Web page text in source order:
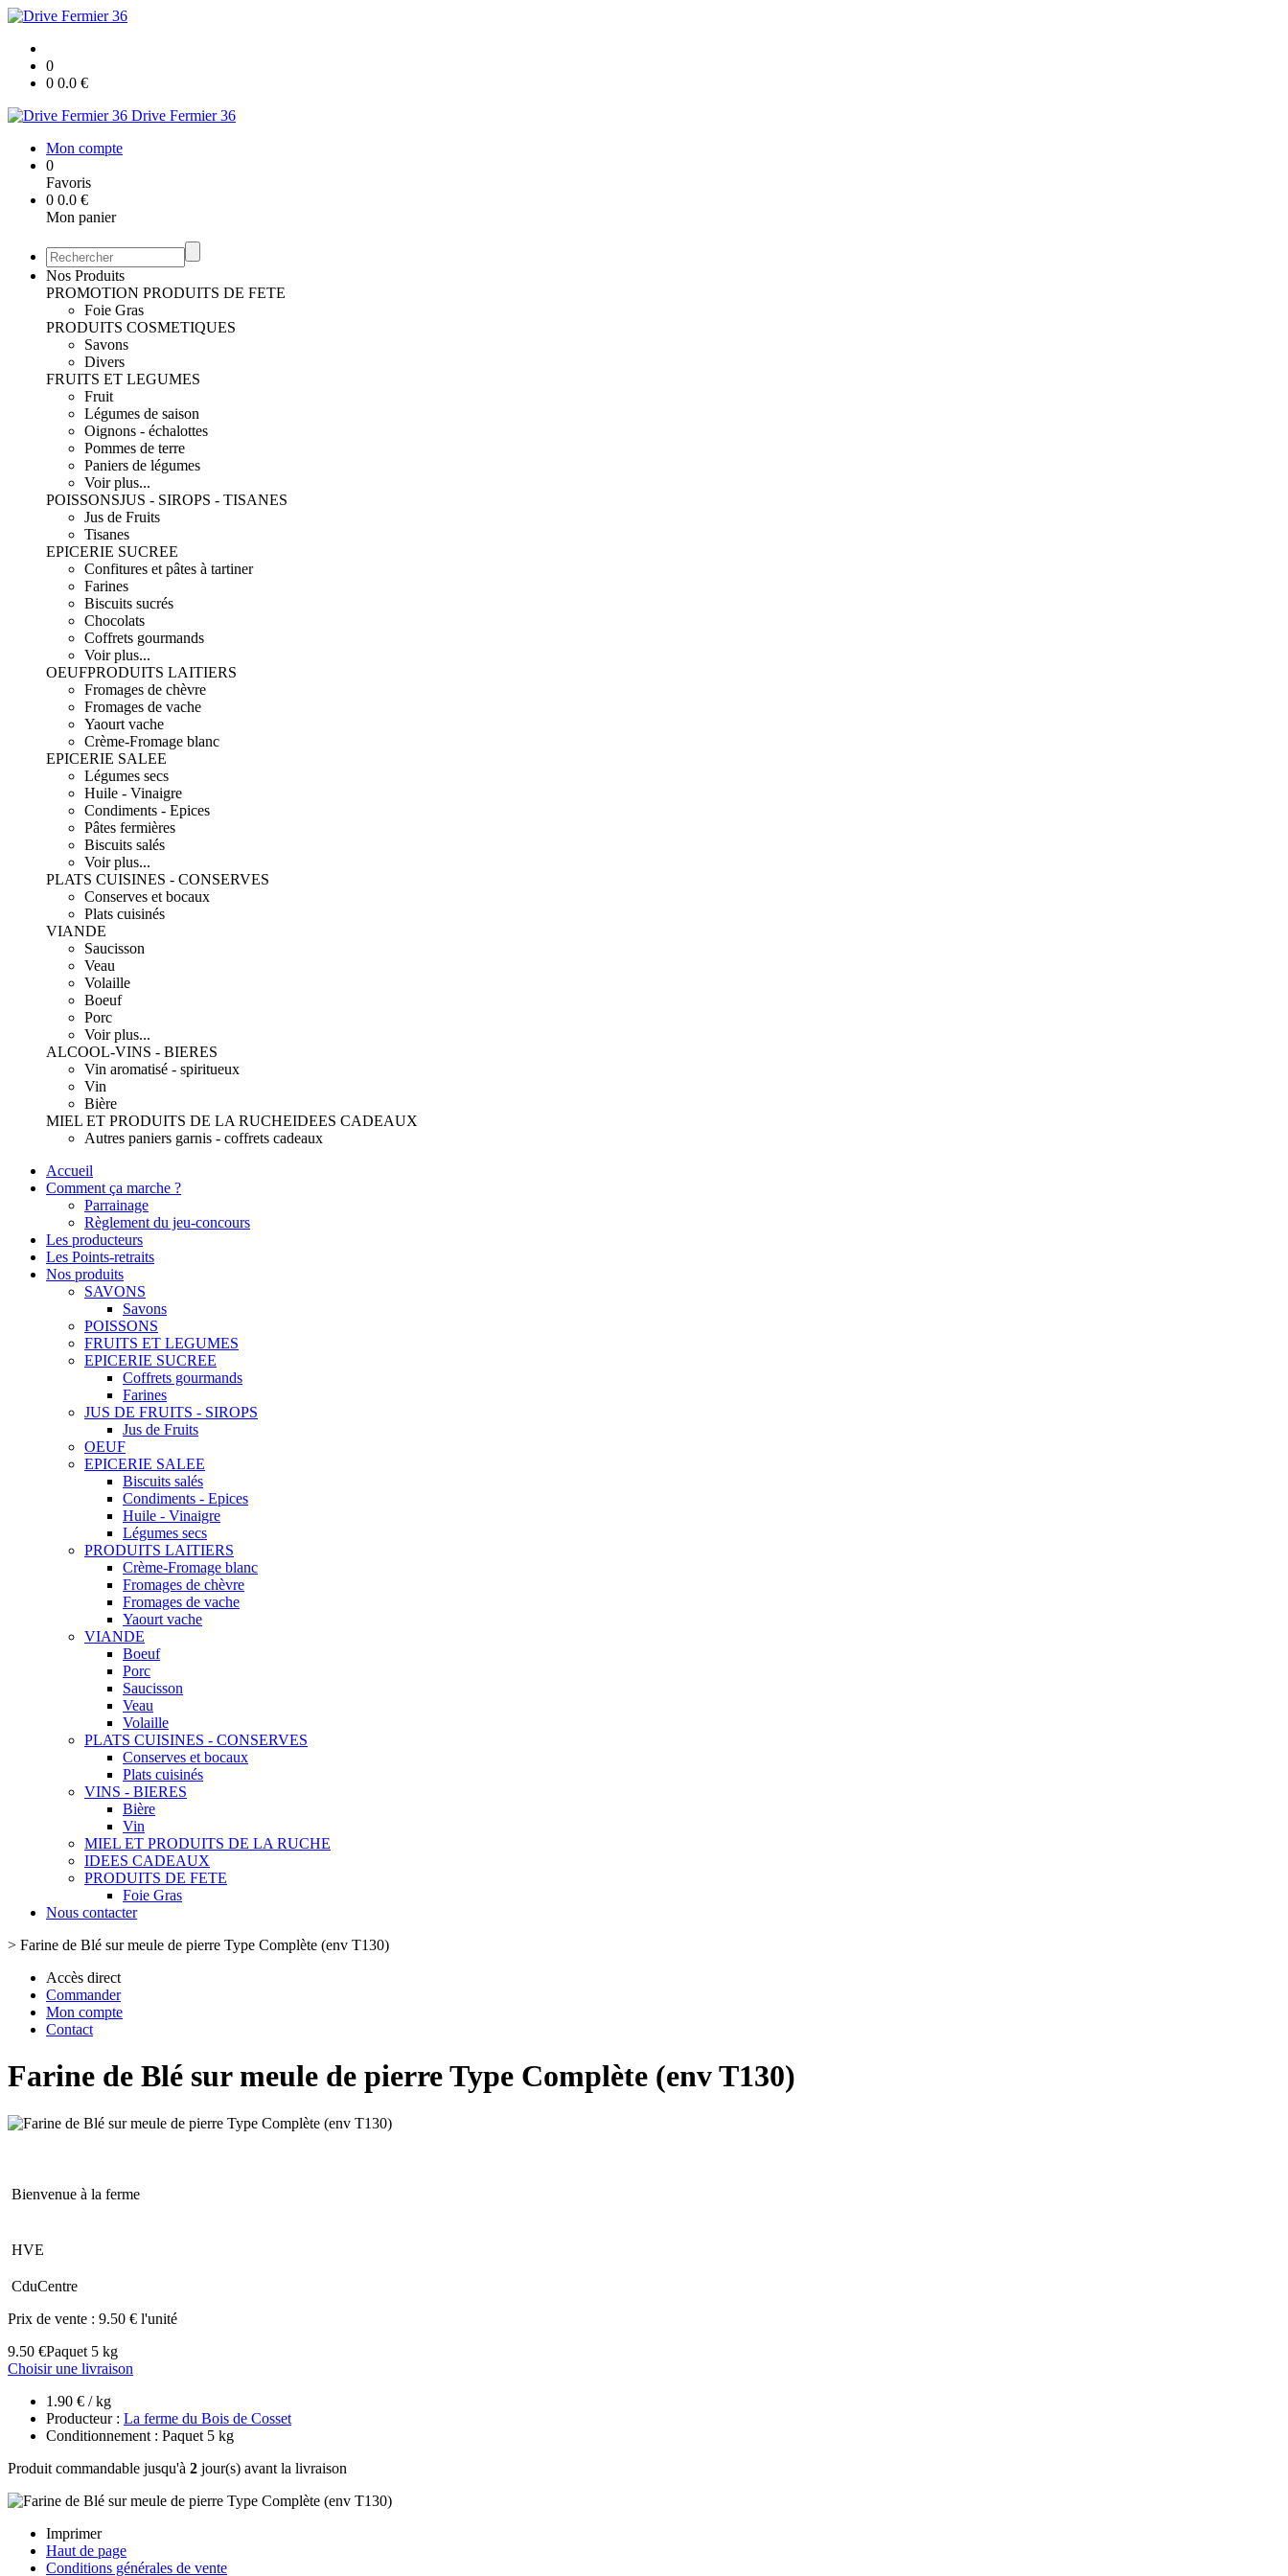
0
0 0.0 €
Drive Fermier 36
Mon compte
0
Favoris
0 0.0 €
Mon panier
Nos Produits
PROMOTION PRODUITS DE FETE
Foie Gras
PRODUITS COSMETIQUES
Savons
Divers
FRUITS ET LEGUMES
Fruit
Légumes de saison
Oignons - échalottes
Pommes de terre
Paniers de légumes
Voir plus...
POISSONSJUS - SIROPS - TISANES
Jus de Fruits
Tisanes
EPICERIE SUCREE
Confitures et pâtes à tartiner
Farines
Biscuits sucrés
Chocolats
Coffrets gourmands
Voir plus...
OEUFPRODUITS LAITIERS
Fromages de chèvre
Fromages de vache
Yaourt vache
Crème-Fromage blanc
EPICERIE SALEE
Légumes secs
Huile - Vinaigre
Condiments - Epices
Pâtes fermières
Biscuits salés
Voir plus...
PLATS CUISINES - CONSERVES
Conserves et bocaux
Plats cuisinés
VIANDE
Saucisson
Veau
Volaille
Boeuf
Porc
Voir plus...
ALCOOL-VINS - BIERES
Vin aromatisé - spiritueux
Vin
Bière
MIEL ET PRODUITS DE LA RUCHEIDEES CADEAUX
Autres paniers garnis - coffrets cadeaux
Accueil
Comment ça marche ?
Parrainage
Règlement du jeu-concours
Les producteurs
Les Points-retraits
Nos produits
SAVONS
Savons
POISSONS
FRUITS ET LEGUMES
EPICERIE SUCREE
Coffrets gourmands
Farines
JUS DE FRUITS - SIROPS
Jus de Fruits
OEUF
EPICERIE SALEE
Biscuits salés
Condiments - Epices
Huile - Vinaigre
Légumes secs
PRODUITS LAITIERS
Crème-Fromage blanc
Fromages de chèvre
Fromages de vache
Yaourt vache
VIANDE
Boeuf
Porc
Saucisson
Veau
Volaille
PLATS CUISINES - CONSERVES
Conserves et bocaux
Plats cuisinés
VINS - BIERES
Bière
Vin
MIEL ET PRODUITS DE LA RUCHE
IDEES CADEAUX
PRODUITS DE FETE
Foie Gras
Nous contacter
> Farine de Blé sur meule de pierre Type Complète (env T130)
Accès direct
Commander
Mon compte
Contact
Farine de Blé sur meule de pierre Type Complète (env T130)
Bienvenue à la ferme
HVE
CduCentre
Prix de vente : 9.50 € l'unité
9.50 €Paquet 5 kg
Choisir une livraison
1.90 € / kg
Producteur : La ferme du Bois de Cosset
Conditionnement : Paquet 5 kg
Produit commandable jusqu'à 2 jour(s) avant la livraison
Imprimer
Haut de page
Conditions générales de vente